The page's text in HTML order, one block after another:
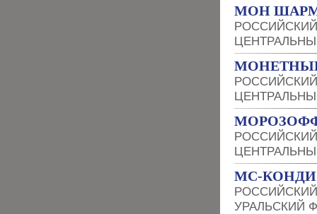
МОН
МС-КОНДИ
УРАЛЬСКИЙ